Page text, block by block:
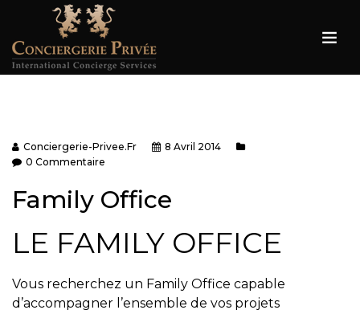
Conciergerie-Privee.fr
8 Avril 2014
0 Commentaire
Family Office
LE FAMILY OFFICE
Vous recherchez un Family Office capable
d’accompagner l’ensemble de vos projets